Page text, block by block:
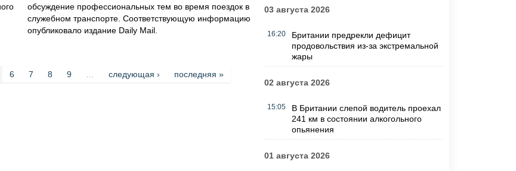
обсуждение профессиональных тем во время поездок в
служебном транспорте. Соответствующую информацию
опубликовало издание Daily Mail.
6 7 8 9 следующая › последняя »
03 августа 2026
16:20
Британии предрекли дефицит
продовольствия из-за экстремальной
жары
02 августа 2026
15:05
В Британии слепой водитель проехал
241 км в состоянии алкогольного
опьянения
01 августа 2026